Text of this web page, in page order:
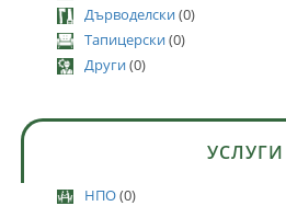
Дърводелски(0)
Тапицерски(0)
Други(0)
УСЛУГИ
НПО(0)